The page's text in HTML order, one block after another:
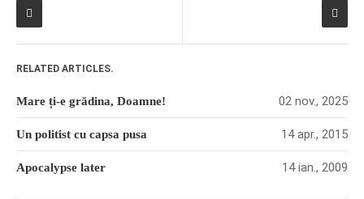
RELATED ARTICLES.
Mare ți-e grădina, Doamne! 02 nov., 2025
Un politist cu capsa pusa 14 apr., 2015
Apocalypse later 14 ian., 2009